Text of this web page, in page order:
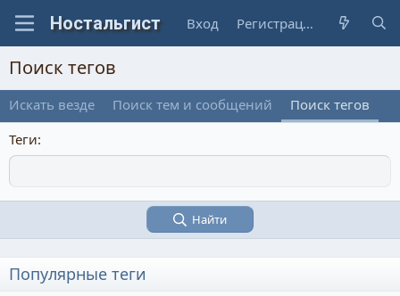
Вход Регистрация
Поиск тегов
Искать везде Поиск тем и сообщений
Поиск тегов
Теги
Найти
Популярные теги